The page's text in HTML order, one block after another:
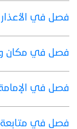
فصل في الأعذار
فصل في مكان
فصل في
فصل في متابعة